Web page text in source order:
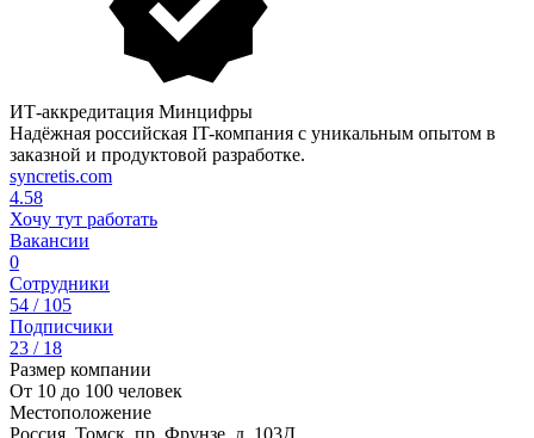
ИТ-аккредитация Минцифры
Надёжная российская IT-компания с уникальным опытом в
заказной и продуктовой разработке.
syncretis.com
4.58
Хочу тут работать
Вакансии
0
Сотрудники
54 / 105
Подписчики
23 / 18
Размер компании
От 10 до 100 человек
Местоположение
Россия, Томск, пр. Фрунзе, д. 103Д